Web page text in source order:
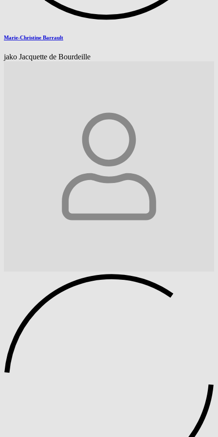
Marie-Christine Barrault
jako Jacquette de Bourdeille